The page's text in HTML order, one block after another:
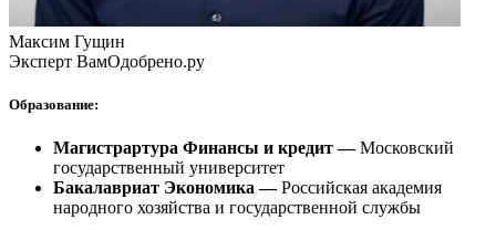
Максим Гущин
Эксперт ВамОдобрено.ру
Образование:
Магистрартура Финансы и кредит —Московский
государственный университет
Бакалавриат Экономика —Российская академия
народного хозяйства и государственной службы